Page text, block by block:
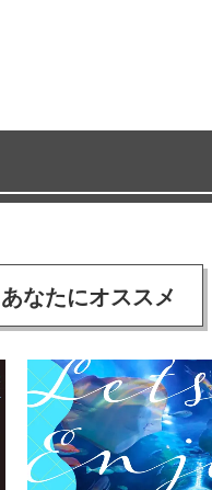
あなたにオススメ